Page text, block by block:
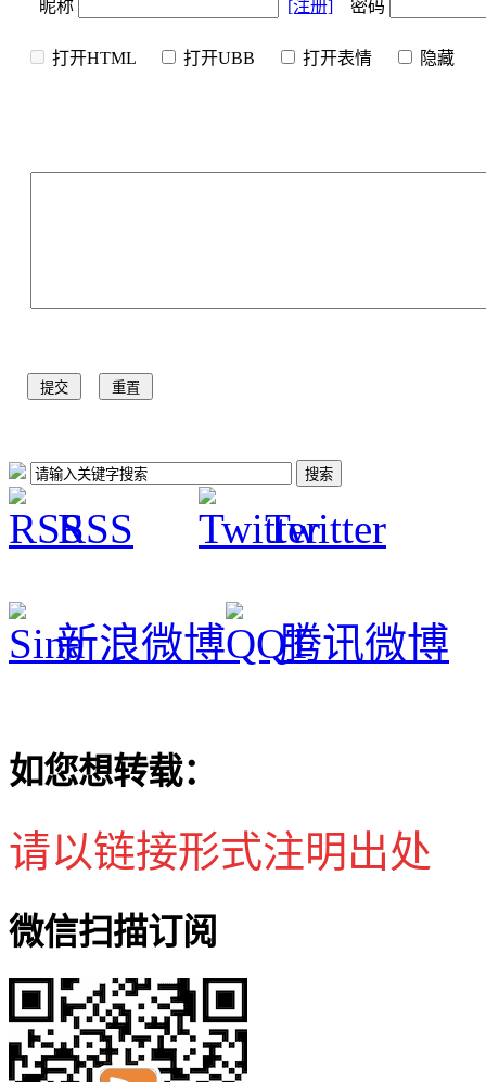
昵称 [注册] 密码
打开HTML 打开UBB 打开表情 隐
RSS Twitter
新浪微博 腾讯微博
如您想转载：
请以链接形式注明出处
微信扫描订阅